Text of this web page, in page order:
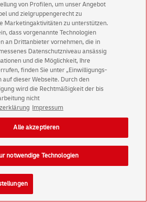
von Profilen, um unser Angebot
und zielgruppengerecht zu
Marketingaktivitäten zu unterstützen.
dass vorgenannte Technologien
an Drittanbieter vornehmen, die in
Datenschutzniveau ansässig
und die Möglichkeit, Ihre
finden Sie unter „Einwilligungs-
auf dieser Webseite. Durch den
wird die Rechtmäßigkeit der bis
nicht
Impressum
notwendige Technologien
Alle akzeptieren